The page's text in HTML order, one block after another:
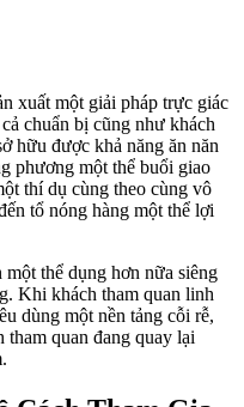
xuất một giải pháp trực giác
chuẩn bị cũng như khách
hữu được khả năng ăn năn
phương một thể buổi giao
thí dụ cùng theo cùng vô
tổ nóng hàng một thể lợi
thể dụng hơn nữa siêng
Khi khách tham quan linh
dùng một nền tảng cỗi rễ,
tham quan đang quay lại